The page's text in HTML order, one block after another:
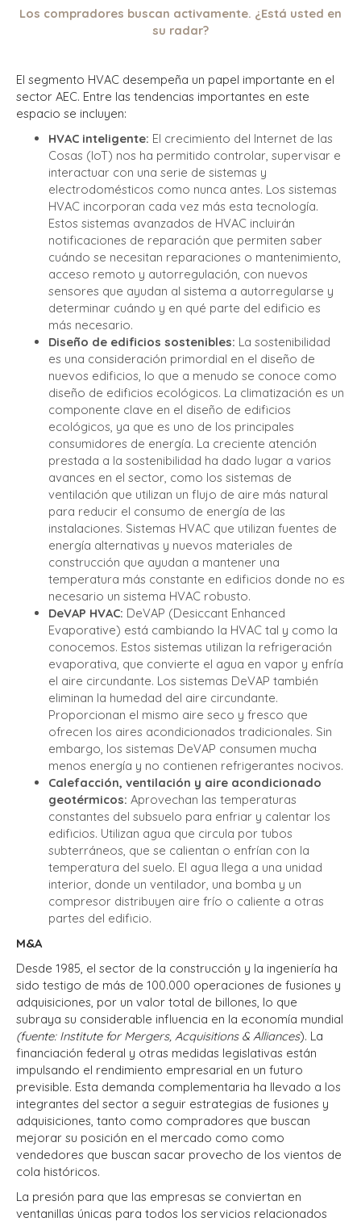
Los compradores buscan activamente. ¿Está usted en
su radar?
El segmento HVAC desempeña un papel importante en el
sector AEC. Entre las tendencias importantes en este
espacio se incluyen:
HVAC inteligente: El crecimiento del Internet de las
Cosas (IoT) nos ha permitido controlar, supervisar e
interactuar con una serie de sistemas y
electrodomésticos como nunca antes. Los sistemas
HVAC incorporan cada vez más esta tecnología.
Estos sistemas avanzados de HVAC incluirán
notificaciones de reparación que permiten saber
cuándo se necesitan reparaciones o mantenimiento,
acceso remoto y autorregulación, con nuevos
sensores que ayudan al sistema a autorregularse y
determinar cuándo y en qué parte del edificio es
más necesario.
Diseño de edificios sostenibles: La sostenibilidad
es una consideración primordial en el diseño de
nuevos edificios, lo que a menudo se conoce como
diseño de edificios ecológicos. La climatización es un
componente clave en el diseño de edificios
ecológicos, ya que es uno de los principales
consumidores de energía. La creciente atención
prestada a la sostenibilidad ha dado lugar a varios
avances en el sector, como los sistemas de
ventilación que utilizan un flujo de aire más natural
para reducir el consumo de energía de las
instalaciones. Sistemas HVAC que utilizan fuentes de
energía alternativas y nuevos materiales de
construcción que ayudan a mantener una
temperatura más constante en edificios donde no es
necesario un sistema HVAC robusto.
DeVAP HVAC: DeVAP (Desiccant Enhanced
Evaporative) está cambiando la HVAC tal y como la
conocemos. Estos sistemas utilizan la refrigeración
evaporativa, que convierte el agua en vapor y enfría
el aire circundante. Los sistemas DeVAP también
eliminan la humedad del aire circundante.
Proporcionan el mismo aire seco y fresco que
ofrecen los aires acondicionados tradicionales. Sin
embargo, los sistemas DeVAP consumen mucha
menos energía y no contienen refrigerantes nocivos.
Calefacción, ventilación y aire acondicionado
geotérmicos: Aprovechan las temperaturas
constantes del subsuelo para enfriar y calentar los
edificios. Utilizan agua que circula por tubos
subterráneos, que se calientan o enfrían con la
temperatura del suelo. El agua llega a una unidad
interior, donde un ventilador, una bomba y un
compresor distribuyen aire frío o caliente a otras
partes del edificio.
M&A
Desde 1985, el sector de la construcción y la ingeniería ha
sido testigo de más de 100.000 operaciones de fusiones y
adquisiciones, por un valor total de billones, lo que
subraya su considerable influencia en la economía mundial
(fuente: Institute for Mergers, Acquisitions & Alliances). La
financiación federal y otras medidas legislativas están
impulsando el rendimiento empresarial en un futuro
previsible. Esta demanda complementaria ha llevado a los
integrantes del sector a seguir estrategias de fusiones y
adquisiciones, tanto como compradores que buscan
mejorar su posición en el mercado como como
vendedores que buscan sacar provecho de los vientos de
cola históricos.
La presión para que las empresas se conviertan en
ventanillas únicas para todos los servicios relacionados